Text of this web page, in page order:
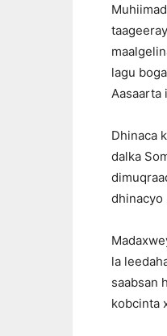
lagu
Aasaarta
Dhinaca
dalka
dhinacyo
la
saabsan
kobcinta